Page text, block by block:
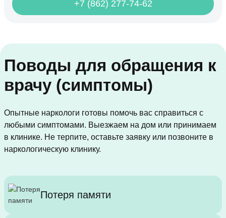
+7 (862) 277-74-62
Поводы для обращения к
врачу (симптомы)
Опытные наркологи готовы помочь вас справиться с
любыми симптомами. Выезжаем на дом или принимаем
в клинике. Не терпите, оставьте заявку или позвоните в
наркологическую клинику.
Потеря памяти